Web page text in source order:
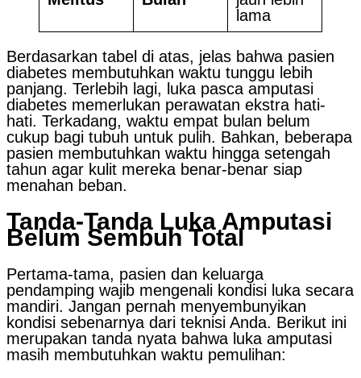
lama
Berdasarkan tabel di atas, jelas bahwa pasien
diabetes membutuhkan waktu tunggu lebih
panjang. Terlebih lagi, luka pasca amputasi
diabetes memerlukan perawatan ekstra hati-
hati. Terkadang, waktu empat bulan belum
cukup bagi tubuh untuk pulih. Bahkan, beberapa
pasien membutuhkan waktu hingga setengah
tahun agar kulit mereka benar-benar siap
menahan beban.
Tanda-Tanda Luka Amputasi
Belum Sembuh Total
Pertama-tama, pasien dan keluarga
pendamping wajib mengenali kondisi luka secara
mandiri. Jangan pernah menyembunyikan
kondisi sebenarnya dari teknisi Anda. Berikut ini
merupakan tanda nyata bahwa luka amputasi
masih membutuhkan waktu pemulihan: